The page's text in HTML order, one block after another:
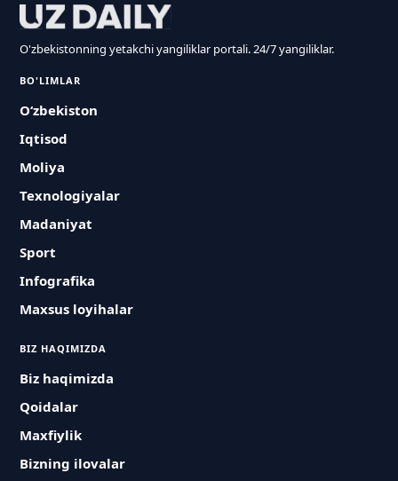
O'zbekistonning yetakchi yangiliklar portali. 24/7 yangiliklar.
BO'LIMLAR
O‘zbekiston
Iqtisod
Moliya
Texnologiyalar
Madaniyat
Sport
Infografika
Maxsus loyihalar
BIZ HAQIMIZDA
Biz haqimizda
Qoidalar
Maxfiylik
Bizning ilovalar